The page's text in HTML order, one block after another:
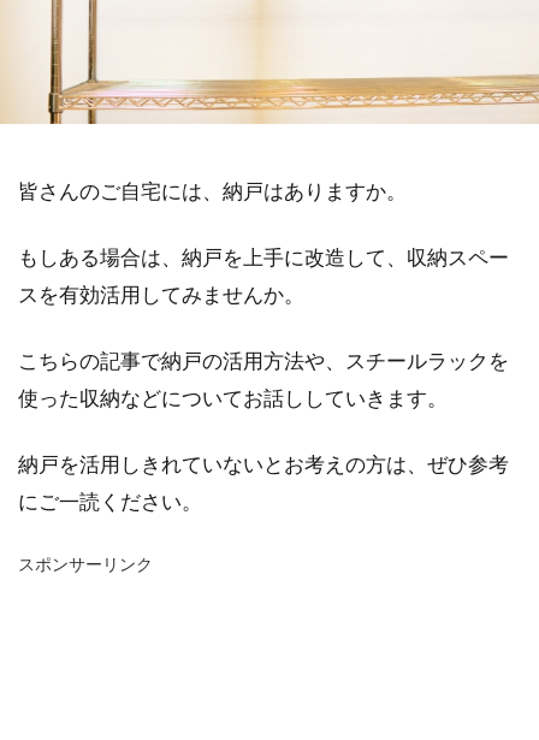
皆さんのご自宅には、納戸はありますか。
もしある場合は、納戸を上手に改造して、収納スペー
スを有効活用してみませんか。
こちらの記事で納戸の活用方法や、スチールラックを
使った収納などについてお話ししていきます。
納戸を活用しきれていないとお考えの方は、ぜひ参考
にご一読ください。
スポンサーリンク